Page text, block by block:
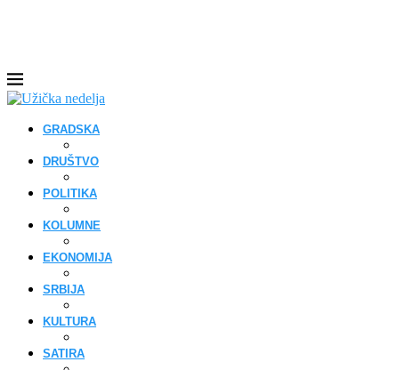
GRADSKA
DRUŠTVO
POLITIKA
KOLUMNE
EKONOMIJA
SRBIJA
KULTURA
SATIRA